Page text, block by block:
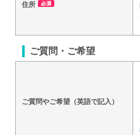
住所
ご質問・ご希望
ご質問やご希望（英語で記入）